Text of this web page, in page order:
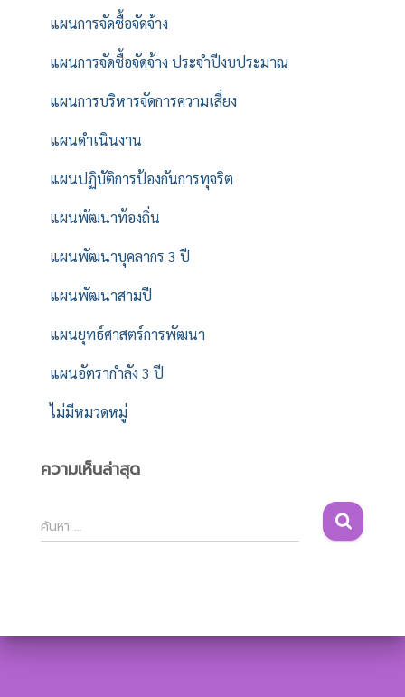
แผนการจัดซื้อจัดจ้าง
แผนการจัดซื้อจัดจ้าง ประจำปีงบประมาณ
แผนการบริหารจัดการความเสี่ยง
แผนดำเนินงาน
แผนปฏิบัติการป้องกันการทุจริต
แผนพัฒนาท้องถิ่น
แผนพัฒนาบุคลากร 3 ปี
แผนพัฒนาสามปี
แผนยุทธ์ศาสตร์การพัฒนา
แผนอัตรากำลัง 3 ปี
ไม่มีหมวดหมู่
ความเห็นล่าสุด
ค้
น
ห
ค้นหา …